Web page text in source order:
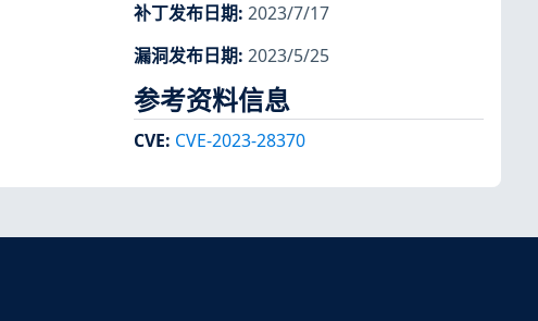
补丁发布日期: 2023/7/17
漏洞发布日期: 2023/5/25
参考资料信息
CVE: CVE-2023-28370